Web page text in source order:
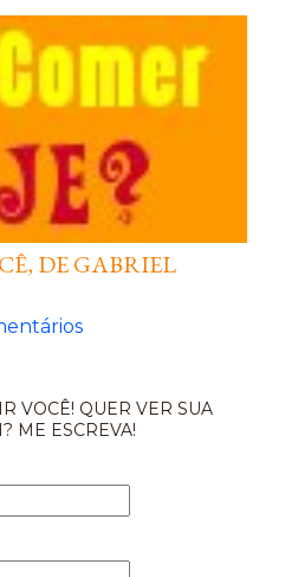
DE GABRIEL
VOCÊ! QUER VER SUA
ME ESCREVA!